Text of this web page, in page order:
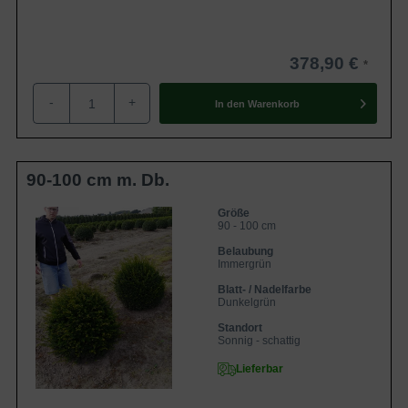
Wenn Sie als Gärtner eine Pflanzung im Frühjahr
bevorzugen, ist es im Falle derTaxus baccata
'Kugeln'
ebenso umsetzbar. Sie müssen bei einer
Frühjahrspflanzung beachten, dass der Boden nicht mehr
Temperaturen begonnen haben. Neben einer
Falle der Containerware sogar möglich das ganze Jahr
über zu Pflanzen. Einzige Ausnahme ist, dass der Boden
nicht gefroren sein darf. Auf unserem Blog finden Sie
alle
Informationen zu den verschiedenen
Wurzelverpackungen
zusammengefasst.
Rückschnitt
Generell ist die Taxus baccata in 'Kugelform'
378,90 €
- + In den Warenkorb
90-100 cm m. Db.
Größe
90 - 100 cm
Belaubung
Immergrün
Blatt- / Nadelfarbe
Dunkelgrün
Standort
Sonnig - schattig
Lieferbar